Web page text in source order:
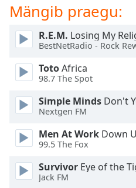
Subtitles
subtitles
settings,
opens
subtitles
dialog
subtitles
selected
Audio
Track
Mängib praegu:
R.E.M. Losing My
BestNetRadio - Rock
TotoAfrica
98.7 The Spot
Simple Minds Don't
Nextgen FM
Men At Work Down
99.5 The Fox
Survivor Eye of the
Jack FM